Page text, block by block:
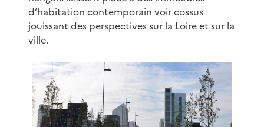
d’habitation contemporain voir cossus
jouissant des perspectives sur la Loire et sur la
ville.